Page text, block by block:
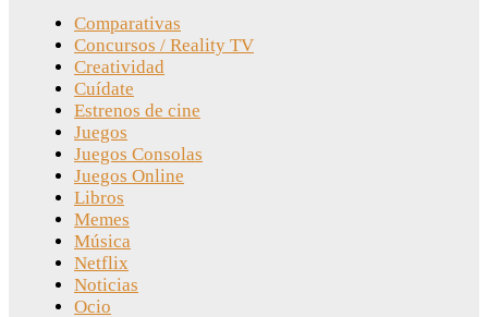
Comparativas
Concursos / Reality TV
Creatividad
Cuídate
Estrenos de cine
Juegos
Juegos Consolas
Juegos Online
Libros
Memes
Música
Netflix
Noticias
Ocio